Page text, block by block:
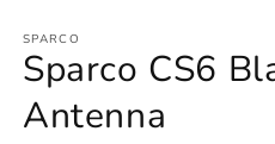
SPARCO
Sparco CS6
Antenna